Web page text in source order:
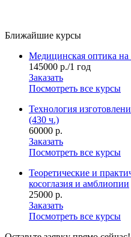
Ближайшие курсы
Медицинская оптика на
145000 р./1 год
Заказать
Посмотреть все курсы
Технология
(430 ч.)
60000 р.
Заказать
Посмотреть все курсы
Теоретические и
косоглазия и амблиопии
25000 р.
Заказать
Посмотреть все курсы